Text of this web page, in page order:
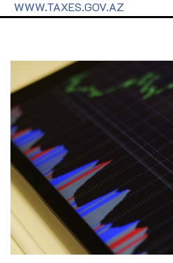
WWW.TAXES.GOV.AZ